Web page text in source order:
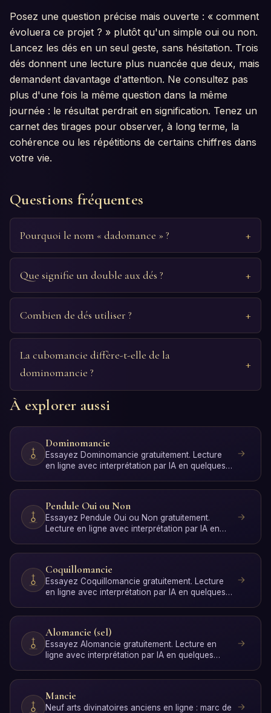
Posez une question précise mais ouverte : « comment
évoluera ce projet ? » plutôt qu'un simple oui ou non.
Lancez les dés en un seul geste, sans hésitation. Trois
dés donnent une lecture plus nuancée que deux, mais
demandent davantage d'attention. Ne consultez pas
plus d'une fois la même question dans la même
journée : le résultat perdrait en signification. Tenez un
carnet des tirages pour observer, à long terme, la
cohérence ou les répétitions de certains chiffres dans
votre vie.
Questions fréquentes
Pourquoi le nom « dadomance » ?
Que signifie un double aux dés ?
Combien de dés utiliser ?
La cubomancie diffère-t-elle de la
dominomancie ?
À explorer aussi
Dominomancie
Essayez Dominomancie gratuitement. Lecture
en ligne avec interprétation par IA en quelques
Pendule Oui ou Non
Essayez Pendule Oui ou Non gratuitement.
Lecture en ligne avec interprétation par IA en
Coquillomancie
Essayez Coquillomancie gratuitement. Lecture
en ligne avec interprétation par IA en quelques
Alomancie (sel)
Essayez Alomancie gratuitement. Lecture en
ligne avec interprétation par IA en quelques
Mancie
Neuf arts divinatoires anciens en ligne : marc de